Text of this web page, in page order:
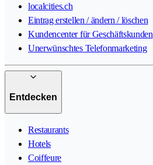
localcities.ch
Eintrag erstellen / ändern / löschen
Kundencenter für Geschäftskunden
Unerwünschtes Telefonmarketing
Entdecken
Restaurants
Hotels
Coiffeure